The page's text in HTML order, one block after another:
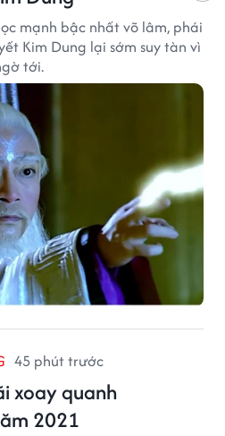
mạnh bậc nhất võ lâm, phái
Kim Dung lại sớm suy tàn vì
tới.
45 phút trước
xoay quanh
2021